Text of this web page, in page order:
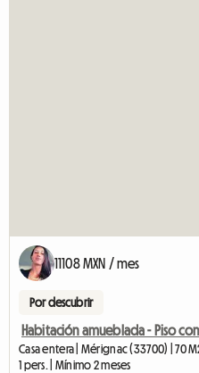
11108 MXN / mes
Por descubrir
Habitación amueblada - Piso
Casa entera | Mérignac (33700) | 70
1 pers. | Mínimo 2 meses